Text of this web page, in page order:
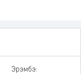
Эрэмбэ: